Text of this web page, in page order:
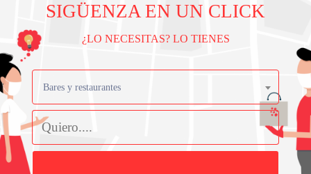
SIGÜENZA EN UN CLICK
¿LO NECESITAS? LO TIENES
Bares y restaurantes